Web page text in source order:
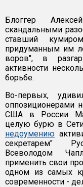
Блоггер
скандальными
ставший
придуманным им
воров", в разгар
активности
борьбе.
Во-первых,
оппозиционерами
США в России
целую бурю в
недоумению
секретарем"
Всеволодом
применить свои
одном из самых
современности -